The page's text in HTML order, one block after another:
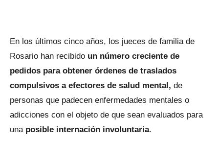
En los últimos cinco años, los jueces de familia de
Rosario han recibido un número creciente de
pedidos para obtener órdenes de traslados
compulsivos a efectores de salud mental, de
personas que padecen enfermedades mentales o
adicciones con el objeto de que sean evaluados para
una posible internación involuntaria.